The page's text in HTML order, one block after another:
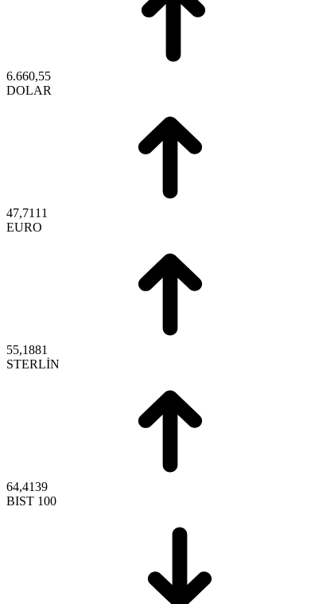
6.660,55
DOLAR
47,7111
EURO
55,1881
STERLİN
64,4139
BIST 100